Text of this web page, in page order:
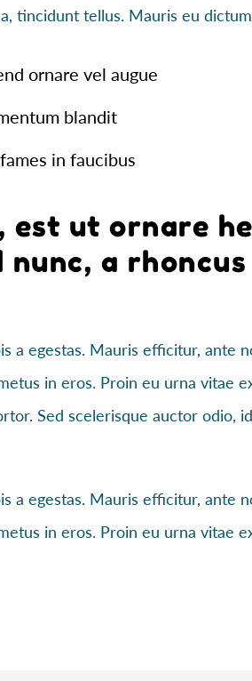
tincidunt tellus. Mauris eu
ornare vel augue
blandit
in faucibus
est ut ornare
a
a egestas. Mauris efficitur, ante
in eros. Proin eu urna vitae
Sed scelerisque auctor odio,
a egestas. Mauris efficitur, ante
in eros. Proin eu urna vitae